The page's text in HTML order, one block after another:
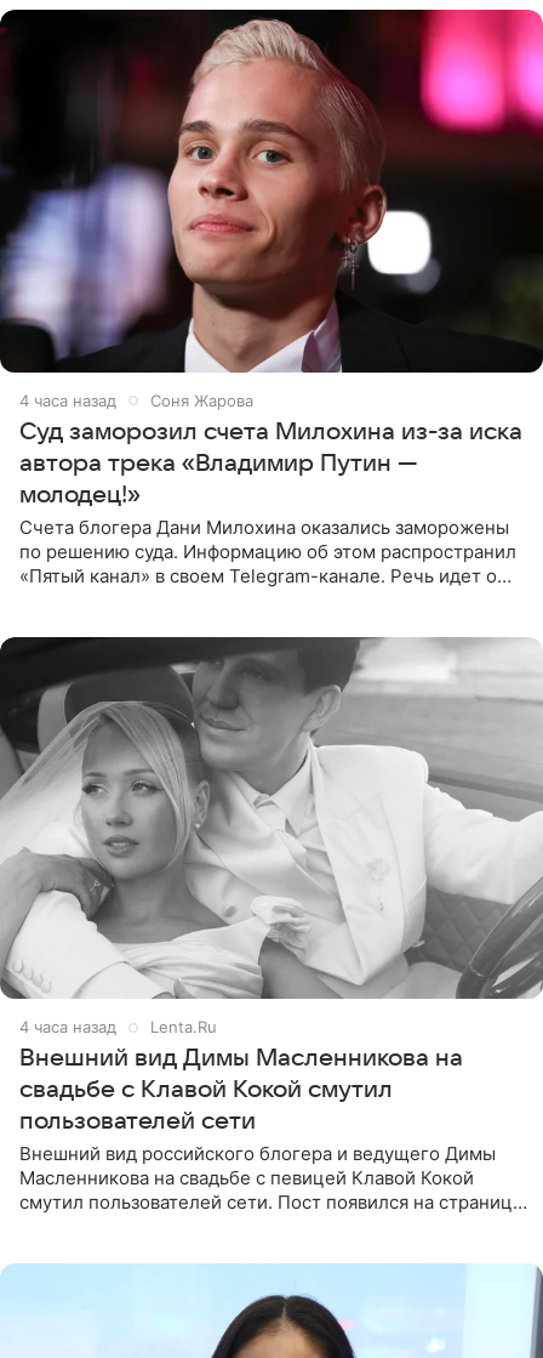
4 часа назад Соня Жарова
Суд заморозил счета Милохина из-за иска
автора трека «Владимир Путин —
молодец!»
Счета блогера Дани Милохина оказались заморожены
по решению суда. Информацию об этом распространил
«Пятый канал» в своем Telegram-канале. Речь идет о
4 часа назад Lenta.Ru
Внешний вид Димы Масленникова на
свадьбе с Клавой Кокой смутил
пользователей сети
Внешний вид российского блогера и ведущего Димы
Масленникова на свадьбе с певицей Клавой Кокой
смутил пользователей сети. Пост появился на странице